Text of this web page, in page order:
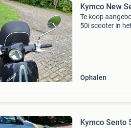
Kymco New
Te koop
50i scooter in
Ophalen
Kymco Sento